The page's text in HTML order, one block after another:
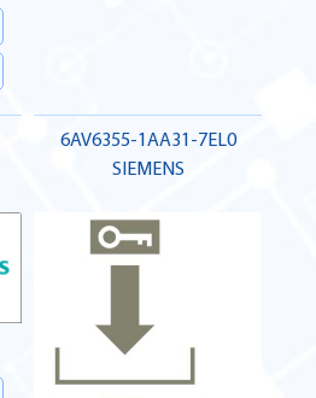
6AV6355-1AA31-7EL0
SIEMENS